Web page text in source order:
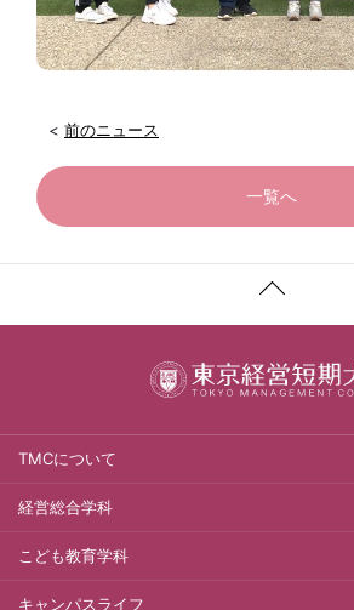
< 前のニュース
一覧へ
TMCについて
経営総合学科
こども教育学科
キャンパスライフ